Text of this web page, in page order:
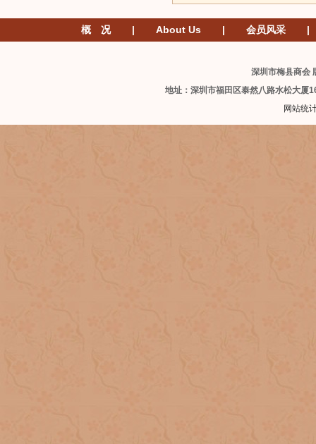
概 况 | About Us | 会员风采 |
深圳市梅县商
地址：深圳市福田区泰然八路水松大厦
网站统